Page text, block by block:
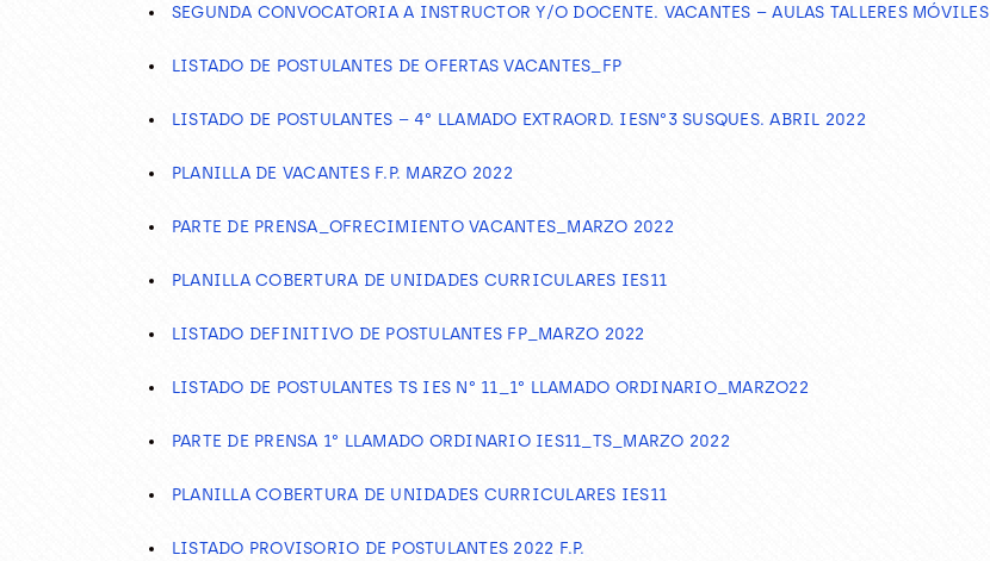
SEGUNDA CONVOCATORIA A INSTRUCTOR Y/O DOCENTE. VACANTES – AULAS TALLERES MÓVILES
LISTADO DE POSTULANTES DE OFERTAS VACANTES_FP
LISTADO DE POSTULANTES – 4° LLAMADO EXTRAORD. IESN°3 SUSQUES. ABRIL 2022
PLANILLA DE VACANTES F.P. MARZO 2022
PARTE DE PRENSA_OFRECIMIENTO VACANTES_MARZO 2022
PLANILLA COBERTURA DE UNIDADES CURRICULARES IES11
LISTADO DEFINITIVO DE POSTULANTES FP_MARZO 2022
LISTADO DE POSTULANTES TS IES N° 11_1° LLAMADO ORDINARIO_MARZO22
PARTE DE PRENSA 1° LLAMADO ORDINARIO IES11_TS_MARZO 2022
PLANILLA COBERTURA DE UNIDADES CURRICULARES IES11
LISTADO PROVISORIO DE POSTULANTES 2022 F.P.